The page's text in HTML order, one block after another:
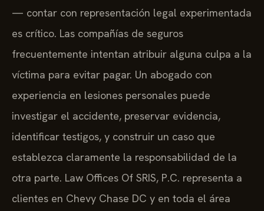
— contar con representación legal experimentada
es crítico. Las compañías de seguros
frecuentemente intentan atribuir alguna culpa a la
víctima para evitar pagar. Un abogado con
experiencia en lesiones personales puede
investigar el accidente, preservar evidencia,
identificar testigos, y construir un caso que
establezca claramente la responsabilidad de la
otra parte. Law Offices Of SRIS, P.C. representa a
clientes en Chevy Chase DC y en toda el área